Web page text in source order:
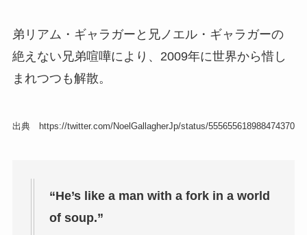
弟リアム・ギャラガーと兄ノエル・ギャラガーの
絶えない兄弟喧嘩により、2009年に世界から惜し
まれつつも解散。
出典 https://twitter.com/NoelGallagherJp/status/555655618988474370
“He’s like a man with a fork in a world
of soup.”